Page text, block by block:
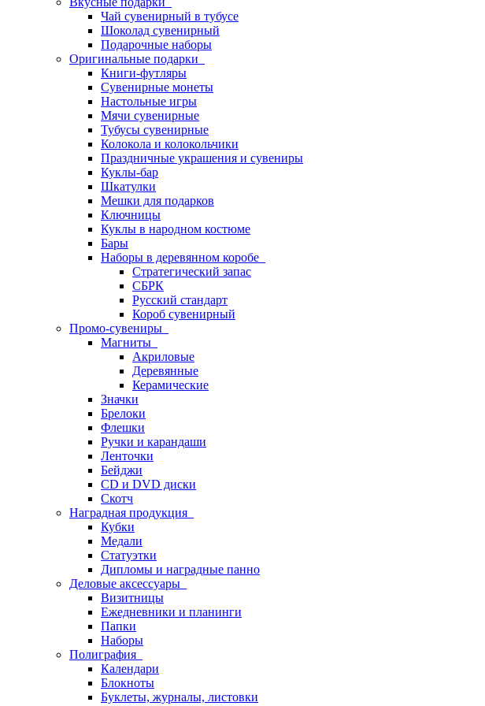
Чай сувенирный в тубусе
Шоколад сувенирный
Подарочные наборы
Оригинальные подарки
Книги-футляры
Сувенирные монеты
Настольные игры
Мячи сувенирные
Тубусы сувенирные
Колокола и колокольчики
Праздничные украшения и сувениры
Куклы-бар
Шкатулки
Мешки для подарков
Ключницы
Куклы в народном костюме
Бары
Наборы в деревянном коробе
Стратегический запас
СБРК
Русский стандарт
Короб сувенирный
Промо-сувениры
Магниты
Акриловые
Деревянные
Керамические
Значки
Брелоки
Флешки
Ручки и карандаши
Ленточки
Бейджи
CD и DVD диски
Скотч
Наградная продукция
Кубки
Медали
Статуэтки
Дипломы и наградные панно
Деловые аксессуары
Визитницы
Ежедневники и планинги
Папки
Наборы
Полиграфия
Календари
Блокноты
Буклеты, журналы, листовки